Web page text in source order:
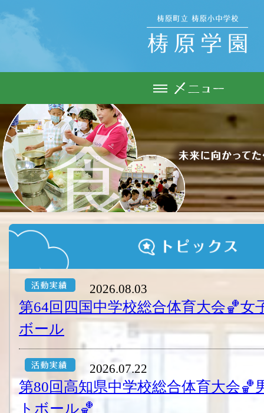
2026.08.03
第64回四国中学校総合体育大会🏀女
ボール
2026.07.22
第80回高知県中学校総合体育大会🏀
トボール🏀